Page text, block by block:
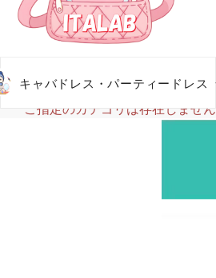
キャバドレス・パーティードレス
ご指定のカテゴリは存在しません